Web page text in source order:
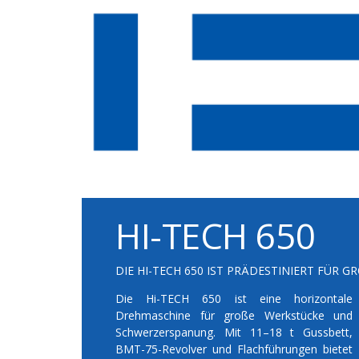
HI-TECH 650
DIE HI-TECH 650 IST PRÄDESTINIERT FÜR
Die Hi-TECH 650 ist eine horizontale
Drehmaschine für große Werkstücke und
Schwerzerspanung. Mit 11–18 t Gussbett,
BMT-75-Revolver und Flachführungen bietet